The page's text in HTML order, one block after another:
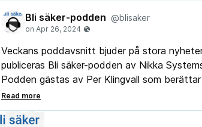
Bli säker-podden @blisaker
Veckans poddavsnitt bjuder på stora
publiceras Bli säker-podden av Nikka
Podden gästas av Per Klingvall som
branschöverskridande samarbetet Digitala